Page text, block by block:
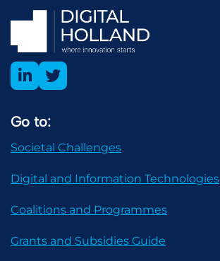
Go to:
Societal Challenges
Digital and Information Technologies
Coalitions and Programmes
Grants and Subsidies Guide